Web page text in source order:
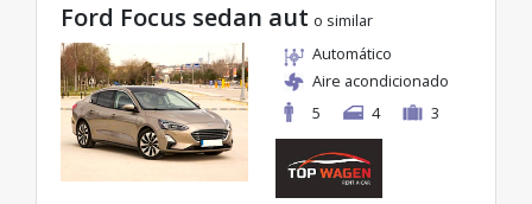
Ford Focus sedan aut o similar
Automático
Aire acondicionado
5
4 3